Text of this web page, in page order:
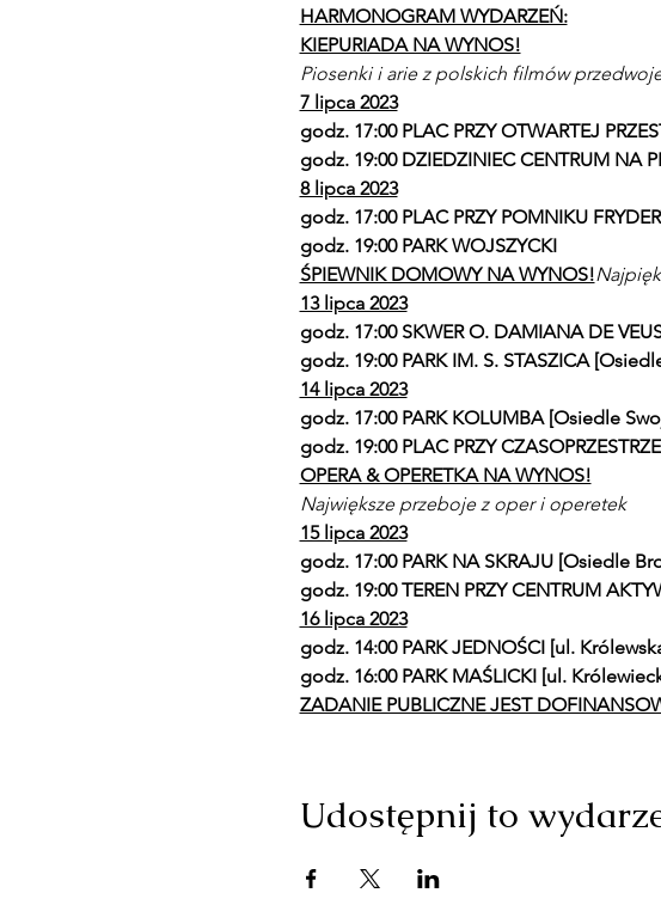
HARMONOGRAM WYDARZEŃ:
KIEPURIADA NA WYNOS!
Piosenki i arie z polskich filmów
7 lipca 2023
godz. 17:00 PLAC PRZY OTWARTEJ
godz. 19:00 DZIEDZINIEC CENTRUM NA
8 lipca 2023
godz. 17:00 PLAC PRZY POMNIKU
godz. 19:00 PARK WOJSZYCKI
ŚPIEWNIK DOMOWY NA WYNOS!
13 lipca 2023
godz. 17:00 SKWER O. DAMIANA DE
godz. 19:00 PARK IM. S. STASZICA
14 lipca 2023
godz. 17:00 PARK KOLUMBA [Osiedle
godz. 19:00 PLAC PRZY
OPERA & OPERETKA NA WYNOS!
Największe przeboje z oper i operetek
15 lipca 2023
godz. 17:00 PARK NA SKRAJU [Osiedle
godz. 19:00 TEREN PRZY CENTRUM
16 lipca 2023
godz. 14:00 PARK JEDNOŚCI [ul.
godz. 16:00 PARK MAŚLICKI [ul.
ZADANIE PUBLICZNE JEST
Udostępnij to